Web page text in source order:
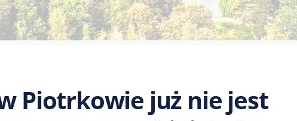
Piotrkowie już nie jest